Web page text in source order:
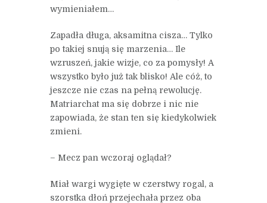
wymieniałem…
Zapadła długa, aksamitna cisza… Tylko
po takiej snują się marzenia… Ile
wzruszeń, jakie wizje, co za pomysły! A
wszystko było już tak blisko! Ale cóż, to
jeszcze nie czas na pełną rewolucję.
Matriarchat ma się dobrze i nic nie
zapowiada, że stan ten się kiedykolwiek
zmieni.
– Mecz pan wczoraj oglądał?
Miał wargi wygięte w czerstwy rogal, a
szorstka dłoń przejechała przez oba